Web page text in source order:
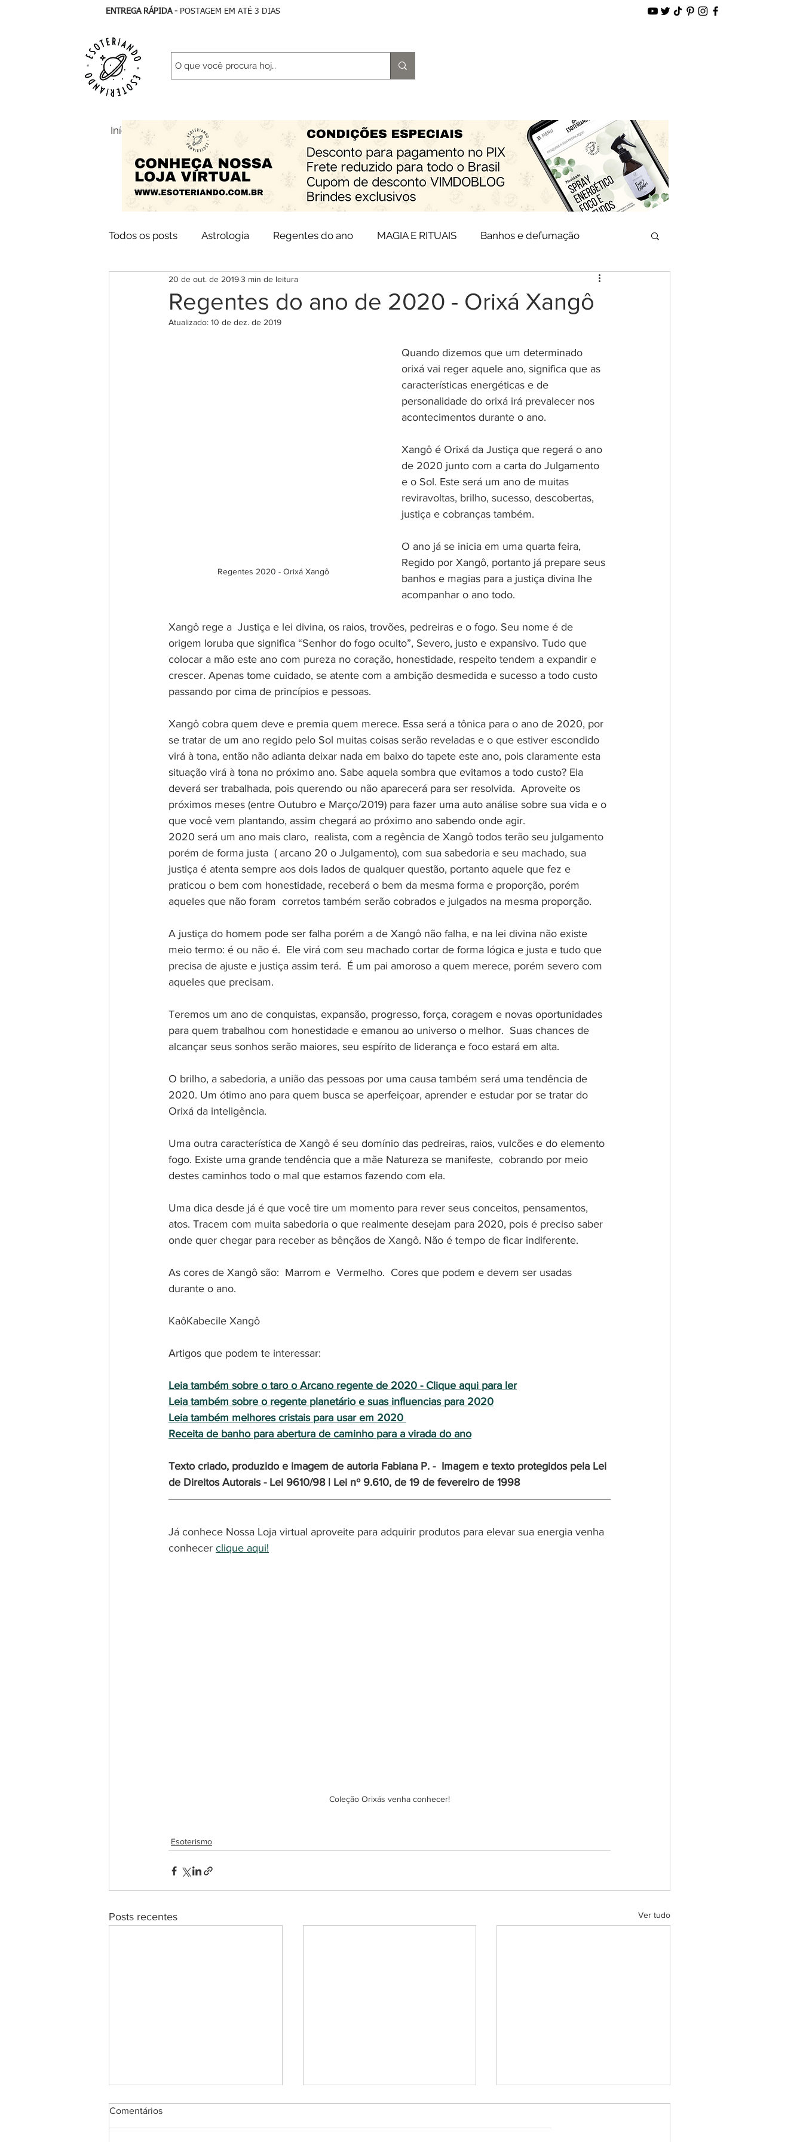
ENTREGA RÁPIDA - POSTAGEM EM ATÉ 3 DIAS
Início Todos Artigos Astrologia Magia e Rituais Terapias Espiritualidade Loja Virtual
Todos os posts Astrologia Regentes do ano MAGIA E RITUAIS Banhos e defumação
Rituais para o Amor e Autoestima Rituais para proteção e limpeza
Lei da Atração Códigos Grabovoi
Testes
Regentes do ano de 2020 - Orixá Xangô
20 de out. de 20193 min de leitura
Atualizado: 10 de dez. de 2019
Regentes 2020 - Orixá Xangô
Quando dizemos que um determinado
orixá vai reger aquele ano, significa que as
características energéticas e de
personalidade do orixá irá prevalecer nos
acontecimentos durante o ano.
Xangô é Orixá da Justiça que regerá o ano
de 2020 junto com a carta do Julgamento
e o Sol. Este será um ano de muitas
reviravoltas, brilho, sucesso, descobertas,
justiça e cobranças também.
O ano já se inicia em uma quarta feira,
Regido por Xangô, portanto já prepare seus
banhos e magias para a justiça divina lhe
acompanhar o ano todo.
Xangô rege a  Justiça e lei divina, os raios, trovões, pedreiras e o fogo. Seu nome é de
origem Ioruba que significa “Senhor do fogo oculto”, Severo, justo e expansivo. Tudo que
colocar a mão este ano com pureza no coração, honestidade, respeito tendem a expandir e
crescer. Apenas tome cuidado, se atente com a ambição desmedida e sucesso a todo custo
passando por cima de princípios e pessoas.
Xangô cobra quem deve e premia quem merece. Essa será a tônica para o ano de 2020, por
se tratar de um ano regido pelo Sol muitas coisas serão reveladas e o que estiver escondido
virá à tona, então não adianta deixar nada em baixo do tapete este ano, pois claramente esta
situação virá à tona no próximo ano. Sabe aquela sombra que evitamos a todo custo? Ela
deverá ser trabalhada, pois querendo ou não aparecerá para ser resolvida.  Aproveite os
próximos meses (entre Outubro e Março/2019) para fazer uma auto análise sobre sua vida e o
que você vem plantando, assim chegará ao próximo ano sabendo onde agir.
2020 será um ano mais claro,  realista, com a regência de Xangô todos terão seu julgamento
porém de forma justa  ( arcano 20 o Julgamento), com sua sabedoria e seu machado, sua
justiça é atenta sempre aos dois lados de qualquer questão, portanto aquele que fez e
praticou o bem com honestidade, receberá o bem da mesma forma e proporção, porém
aqueles que não foram  corretos também serão cobrados e julgados na mesma proporção.
A justiça do homem pode ser falha porém a de Xangô não falha, e na lei divina não existe
meio termo: é ou não é.  Ele virá com seu machado cortar de forma lógica e justa e tudo que
precisa de ajuste e justiça assim terá.  É um pai amoroso a quem merece, porém severo com
aqueles que precisam.
Teremos um ano de conquistas, expansão, progresso, força, coragem e novas oportunidades
para quem trabalhou com honestidade e emanou ao universo o melhor.  Suas chances de
alcançar seus sonhos serão maiores, seu espírito de liderança e foco estará em alta.
O brilho, a sabedoria, a união das pessoas por uma causa também será uma tendência de
2020. Um ótimo ano para quem busca se aperfeiçoar, aprender e estudar por se tratar do
Orixá da inteligência.
Uma outra característica de Xangô é seu domínio das pedreiras, raios, vulcões e do elemento
fogo. Existe uma grande tendência que a mãe Natureza se manifeste,  cobrando por meio
destes caminhos todo o mal que estamos fazendo com ela.
Uma dica desde já é que você tire um momento para rever seus conceitos, pensamentos,
atos. Tracem com muita sabedoria o que realmente desejam para 2020, pois é preciso saber
onde quer chegar para receber as bênçãos de Xangô. Não é tempo de ficar indiferente.
As cores de Xangô são:  Marrom e  Vermelho.  Cores que podem e devem ser usadas
durante o ano.
KaôKabecile Xangô
Artigos que podem te interessar:
Leia também sobre o taro o Arcano regente de 2020 - Clique aqui para ler
Leia também sobre o regente planetário e suas influencias para 2020
Leia também melhores cristais para usar em 2020
Receita de banho para abertura de caminho para a virada do ano
Texto criado, produzido e imagem de autoria Fabiana P. -  Imagem e texto protegidos pela Lei
de Direitos Autorais - Lei 9610/98 | Lei nº 9.610, de 19 de fevereiro de 1998
Já conhece Nossa Loja virtual aproveite para adquirir produtos para elevar sua energia venha
conhecer clique aqui!
Coleção Orixás venha conhecer!
Esoterismo
Posts recentes Ver tudo
Comentários